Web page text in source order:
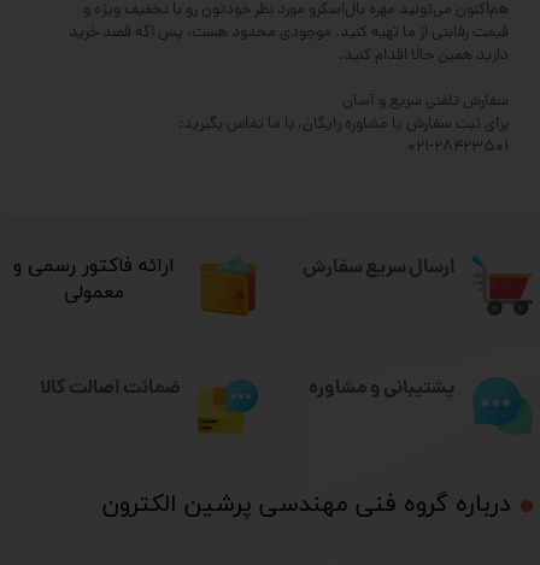
هم‌اکنون می‌تونید مهره بال‌اسکرو مورد نظر خودتون رو با تخفیف ویژه و
قیمت رقابتی از ما تهیه کنید. موجودی محدود هست، پس اگه قصد خرید
دارید همین حالا اقدام کنید.
سفارش تلفنی سریع و آسان
برای ثبت سفارش یا مشاوره رایگان، با ما تماس بگیرید:
۰۲۱-۲۸۴۲۳۵۰۱
ارسال سریع سفارش
درباره گروه فنی مهندسی پرشین الکترون​​​​​​​
​ارائه فاکتور رسمی و
معمولی
پشتیبانی و مشاوره ضمانت اصالت کالا